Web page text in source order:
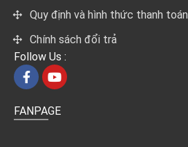
Quy định và hình thức thanh toán
Chính sách đổi trả
Follow Us :
FANPAGE